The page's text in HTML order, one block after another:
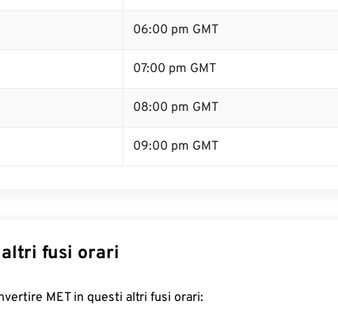
06:00 pm GMT
07:00 pm GMT
08:00 pm GMT
09:00 pm GMT
fusi orari
MET in questi altri fusi orari: